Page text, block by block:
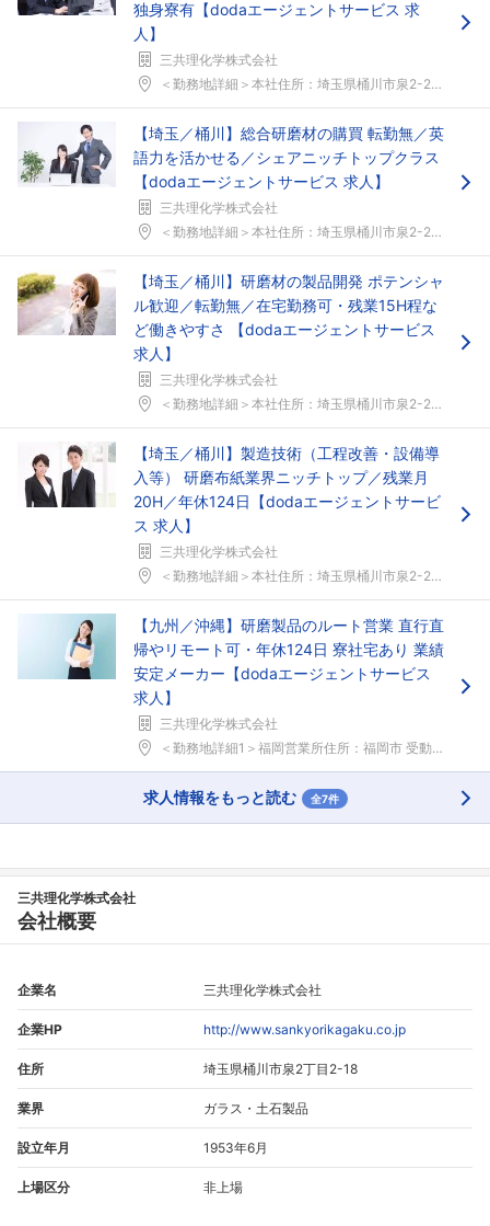
フォローしました
こちらの企業もフォローしませんか？
独身寮有【dodaエージェントサービス 求
人】
三共理化学株式会社
＜勤務地詳細＞本社住所：埼玉県桶川市泉2-2-18...
【埼玉／桶川】総合研磨材の購買 転勤無／英
語力を活かせる／シェアニッチトップクラス
【dodaエージェントサービス 求人】
三共理化学株式会社
＜勤務地詳細＞本社住所：埼玉県桶川市泉2-2-18...
【埼玉／桶川】研磨材の製品開発 ポテンシャ
ル歓迎／転勤無／在宅勤務可・残業15H程な
ど働きやすさ 【dodaエージェントサービス
求人】
三共理化学株式会社
＜勤務地詳細＞本社住所：埼玉県桶川市泉2-2-18...
【埼玉／桶川】製造技術（工程改善・設備導
入等） 研磨布紙業界ニッチトップ／残業月
20H／年休124日【dodaエージェントサービ
ス 求人】
三共理化学株式会社
＜勤務地詳細＞本社住所：埼玉県桶川市泉2-2-18...
【九州／沖縄】研磨製品のルート営業 直行直
帰やリモート可・年休124日 寮社宅あり 業績
安定メーカー【dodaエージェントサービス
求人】
三共理化学株式会社
＜勤務地詳細1＞福岡営業所住所：福岡市 受動喫煙対...
求人情報をもっと読む 全7件
三共理化学株式会社
会社概要
企業名 三共理化学株式会社
企業HP http://www.sankyorikagaku.co.jp
住所 埼玉県桶川市泉2丁目2-18
業界 ガラス・土石製品
設立年月 1953年6月
上場区分 非上場